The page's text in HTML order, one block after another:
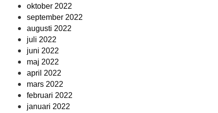
oktober 2022
september 2022
augusti 2022
juli 2022
juni 2022
maj 2022
april 2022
mars 2022
februari 2022
januari 2022